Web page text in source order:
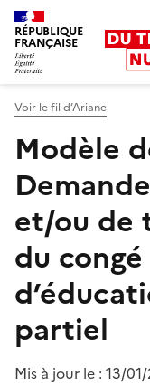
RÉPUBLIQUE
FRANÇAISE
Voir le fil d’Ariane
Modèle
et/ou de
du
partiel
Mis à jour le : 13/